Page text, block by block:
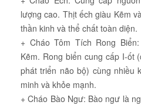
lượng cao. Thịt ếch giàu Kẽm
thần kinh và thể chất toàn diện.
+ Cháo Tôm Tích Rong
Kẽm. Rong biển cung cấp I-ốt
phát triển não bộ) cùng nhiều
minh và khỏe mạnh.
+ Cháo Bào Ngư: Bào ngư là